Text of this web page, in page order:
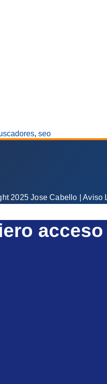
, seo
2025 Jose Cabello |Aviso